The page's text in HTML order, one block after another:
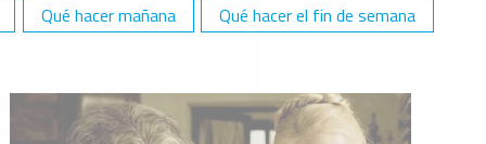
Qué hacer mañana Qué hacer el fin de semana